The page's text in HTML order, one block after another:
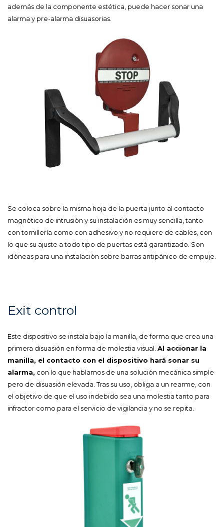
además de la componente estética, puede hacer sonar una
alarma y pre-alarma disuasorias.
Se coloca sobre la misma hoja de la puerta junto al contacto
magnético de intrusión y su instalación es muy sencilla, tanto
con tornillería como con adhesivo y no requiere de cables, con
lo que su ajuste a todo tipo de puertas está garantizado. Son
idóneas para una instalación sobre barras antipánico de empuje.
Exit control
Este dispositivo se instala bajo la manilla, de forma que crea una
primera disuasión en forma de molestia visual. Al accionar la
manilla, el contacto con el dispositivo hará sonar su
alarma, con lo que hablamos de una solución mecánica simple
pero de disuasión elevada. Tras su uso, obliga a un rearme, con
el objetivo de que el uso indebido sea una molestia tanto para
infractor como para el servicio de vigilancia y no se repita.